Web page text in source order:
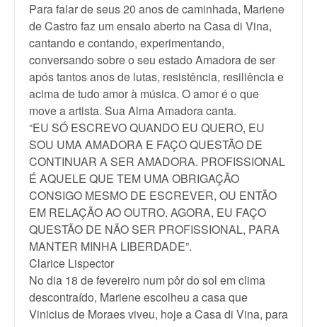
Para falar de seus 20 anos de caminhada, Mariene
de Castro faz um ensaio aberto na Casa di Vina,
cantando e contando, experimentando,
conversando sobre o seu estado Amadora de ser
após tantos anos de lutas, resistência, resiliência e
acima de tudo amor à música. O amor é o que
move a artista. Sua Alma Amadora canta.
“EU SÓ ESCREVO QUANDO EU QUERO, EU
SOU UMA AMADORA E FAÇO QUESTÃO DE
CONTINUAR A SER AMADORA. PROFISSIONAL
É AQUELE QUE TEM UMA OBRIGAÇÃO
CONSIGO MESMO DE ESCREVER, OU ENTÃO
EM RELAÇÃO AO OUTRO. AGORA, EU FAÇO
QUESTÃO DE NÃO SER PROFISSIONAL, PARA
MANTER MINHA LIBERDADE”.
Clarice Lispector
No dia 18 de fevereiro num pôr do sol em clima
descontraído, Mariene escolheu a casa que
Vinicius de Moraes viveu, hoje a Casa di Vina, para